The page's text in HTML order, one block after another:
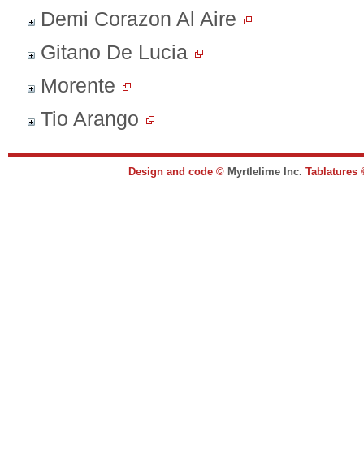
Demi Corazon Al Aire
Gitano De Lucia
Morente
Tio Arango
Design and code © Myrtlelime Inc.